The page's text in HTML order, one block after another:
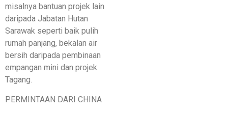
misalnya bantuan projek lain
daripada Jabatan Hutan
Sarawak seperti baik pulih
rumah panjang, bekalan air
bersih daripada pembinaan
empangan mini dan projek
Tagang.
PERMINTAAN DARI CHINA